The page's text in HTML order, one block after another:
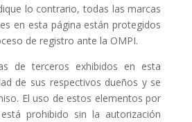
lo contrario, todas las marcas
en esta página están protegidos
de registro ante la OMPI.
de terceros exhibidos en esta
de sus respectivos dueños y se
El uso de estos elementos por
prohibido sin la autorización